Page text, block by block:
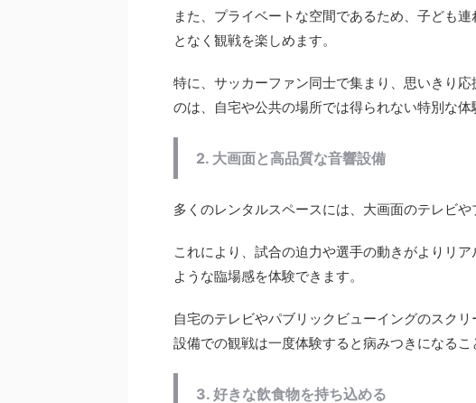
また、プライベートな空間であるため、子ども
となく観戦を楽しめます。
特に、サッカーファン同士で集まり、思いきり
のは、自宅や公共の場所では得られない特別な体
2. 大画面と高品質な音響設備
多くのレンタルスペースには、大画面のテレビや
これにより、試合の迫力や選手の動きがよりリ
ような臨場感を体験できます。
自宅のテレビやパブリックビューイングのスク
設備での観戦は一度体験すると病みつきになるこ
3. 好きな飲食物を持ち込める